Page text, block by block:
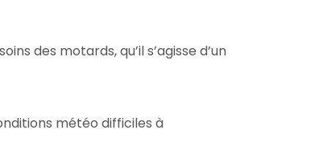
des motards, qu’il s’agisse d’un
météo difficiles à